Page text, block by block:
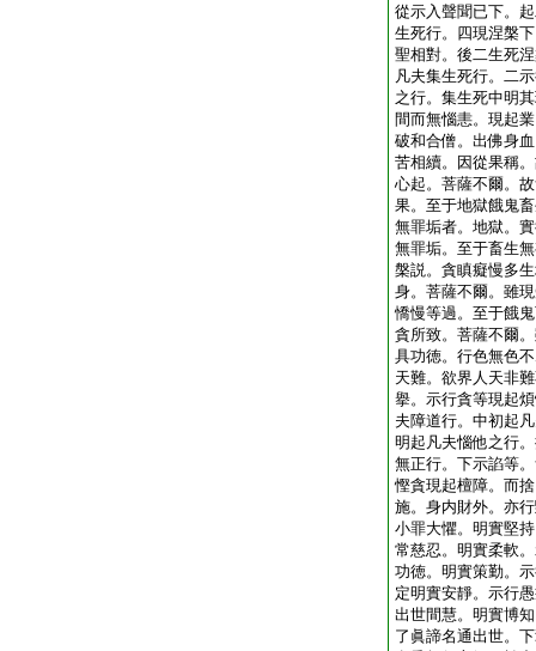
從示入聲聞已下。
生死行。四現涅槃
聖相對。後二生死
凡夫集生死行。二
之行。集生死中明
間而無惱恚。現起
破和合僧。出佛身
苦相續。因從果稱
心起。菩薩不爾。
果。至于地獄餓鬼
無罪垢者。地獄。
無罪垢。至于畜生
槃説。貪瞋癡慢多
身。菩薩不爾。雖
憍慢等過。至于餓
貪所致。菩薩不爾
具功徳。行色無色
天難。欲界人天非
擧。示行貪等現起
夫障道行。中初起
明起凡夫惱他之行
無正行。下示諂等
慳貪現起檀障。而
施。身内財外。亦
小罪大懼。明實堅
常慈忍。明實柔軟
功徳。明實策勤。
定明實安靜。示行
出世間慧。明實博
了眞諦名通出世。